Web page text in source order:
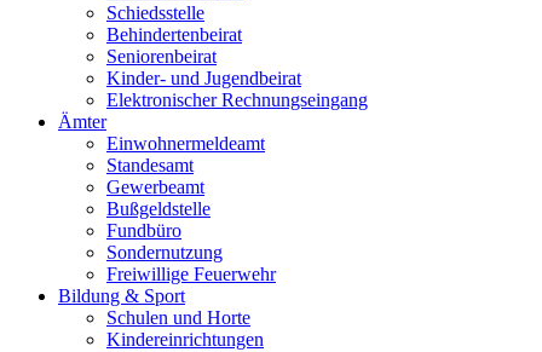
Schiedsstelle
Behindertenbeirat
Seniorenbeirat
Kinder- und Jugendbeirat
Elektronischer Rechnungseingang
Ämter
Einwohnermeldeamt
Standesamt
Gewerbeamt
Bußgeldstelle
Fundbüro
Sondernutzung
Freiwillige Feuerwehr
Bildung & Sport
Schulen und Horte
Kindereinrichtungen